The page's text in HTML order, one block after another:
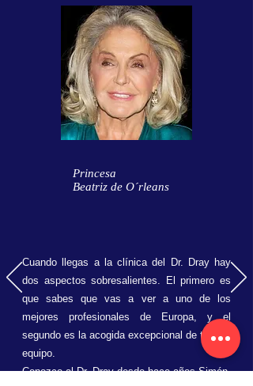
Princesa
Beatriz de O´rleans
Cuando llegas a la clínica del Dr. Dray hay
dos aspectos sobresalientes. El primero es
que sabes que vas a ver a uno de los
mejores profesionales de Europa, y el
segundo es la acogida excepcional de todo el
equipo.
Conozco al Dr. Dray desde hace años Simón,